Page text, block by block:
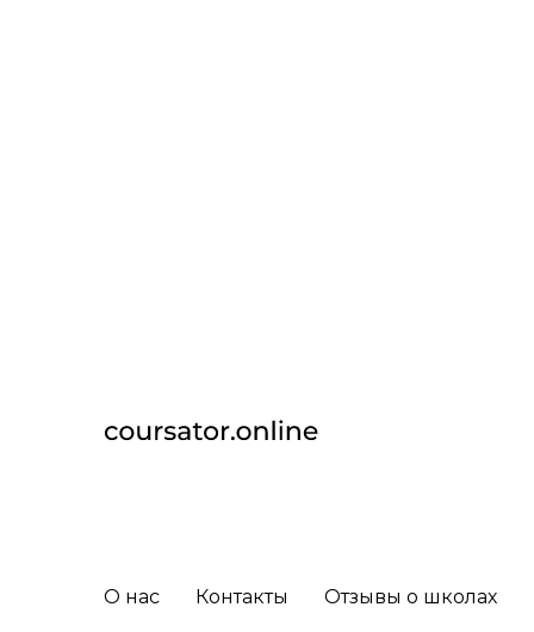
О нас Контакты Отзывы о школах